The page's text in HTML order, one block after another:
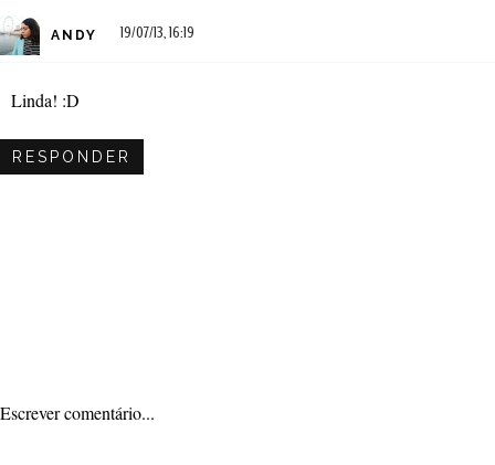
ANDY 19/07/13, 16:19
Linda! :D
RESPONDER
Escrever comentário...